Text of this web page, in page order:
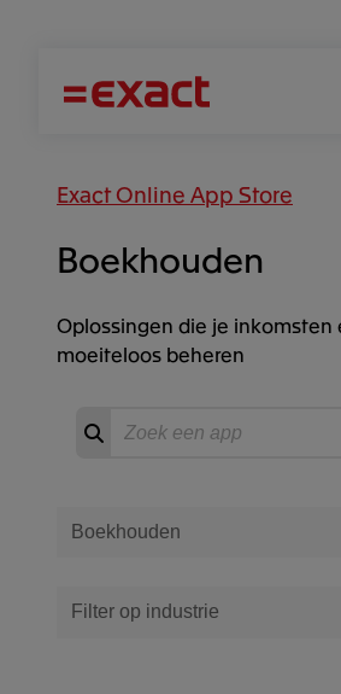
Exact Online App Store
Boekhouden
Oplossingen die je inkomsten
moeiteloos beheren
Zoeken
Start
Filter Apps
Filter op categorie
Filter op industrie